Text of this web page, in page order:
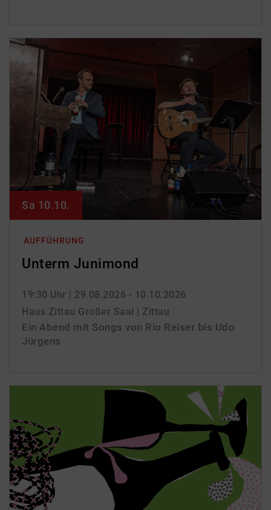
AUFFÜHRUNG
Unterm Junimond
19:30 Uhr | 29.08.2026 - 10.10.2026
Haus Zittau Großer Saal | Zittau
Ein Abend mit Songs von Rio Reiser bis Udo
Jürgens
Sa 10.10.